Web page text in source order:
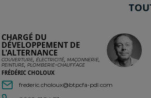
CHARGÉ DU
DÉVELOPPEMENT DE
L'ALTERNANCE
couverture, électricité, maçonnerie,
peinture, plomberie-chauffage
FRÉDÉRIC CHOLOUX
frederic.choloux@btpcfa-pdl.com